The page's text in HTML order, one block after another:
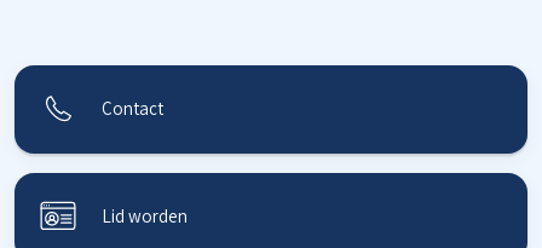
Contact
Lid worden